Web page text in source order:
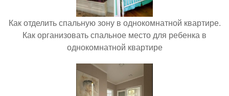
Как отделить спальную зону в однокомнатной квартире.
Как организовать спальное место для ребенка в
однокомнатной квартире